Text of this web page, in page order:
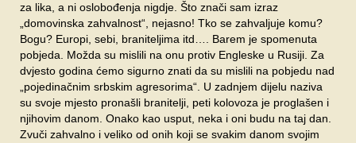
za lika, a ni oslobođenja nigdje. Što znači sam izraz
„domovinska zahvalnost“, nejasno! Tko se zahvaljuje komu?
Bogu? Europi, sebi, braniteljima itd…. Barem je spomenuta
pobjeda. Možda su mislili na onu protiv Engleske u Rusiji. Za
dvjesto godina ćemo sigurno znati da su mislili na pobjedu nad
„pojedinačnim srbskim agresorima“. U zadnjem dijelu naziva
su svoje mjesto pronašli branitelji, peti kolovoza je proglašen i
njihovim danom. Onako kao usput, neka i oni budu na taj dan.
Zvuči zahvalno i veliko od onih koji se svakim danom svojim